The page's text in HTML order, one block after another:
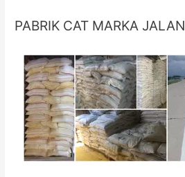
PABRIK CAT MARKA JALAN